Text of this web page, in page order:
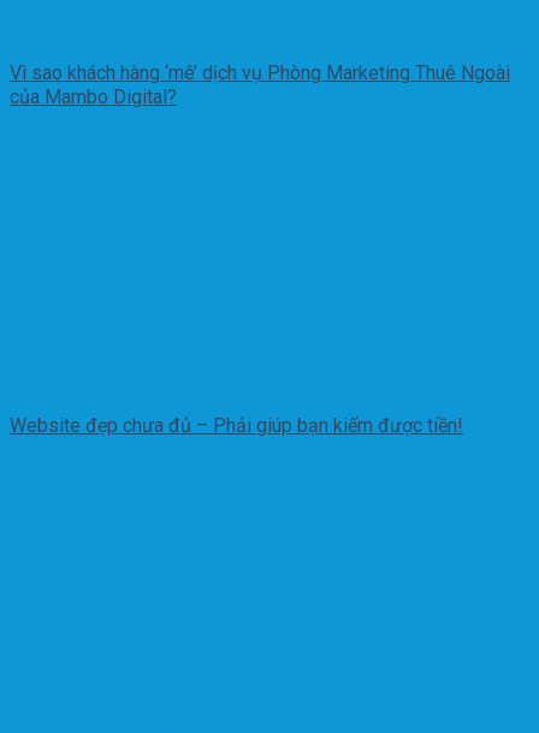
Vì sao khách hàng ‘mê’ dịch vụ Phòng Marketing Thuê Ngoài
của Mambo Digital?
Website đẹp chưa đủ – Phải giúp bạn kiếm được tiền!